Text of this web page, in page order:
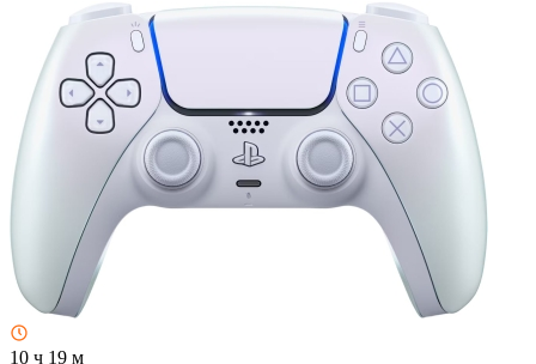
10 ч 19 м